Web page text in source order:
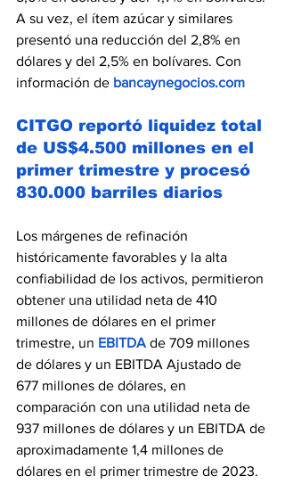
A su vez, el ítem azúcar y similares
presentó una reducción del 2,8% en
dólares y del 2,5% en bolívares. Con
información de bancaynegocios.com
CITGO reportó liquidez total
de US$4.500 millones en el
primer trimestre y procesó
830.000 barriles diarios
Los márgenes de refinación
históricamente favorables y la alta
confiabilidad de los activos, permitieron
obtener una utilidad neta de 410
millones de dólares en el primer
trimestre, un EBITDA de 709 millones
de dólares y un EBITDA Ajustado de
677 millones de dólares, en
comparación con una utilidad neta de
937 millones de dólares y un EBITDA de
aproximadamente 1,4 millones de
dólares en el primer trimestre de 2023.